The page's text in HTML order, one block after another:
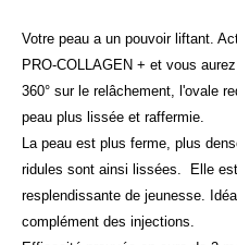
Votre peau a un pouvoir liftant.
PRO-COLLAGEN + et vous
360° sur le relâchement, l'ovale
peau plus lissée et raffermie.
La peau est plus ferme, plus
ridules sont ainsi lissées. Elle est
resplendissante de jeunesse.
complément des injections.